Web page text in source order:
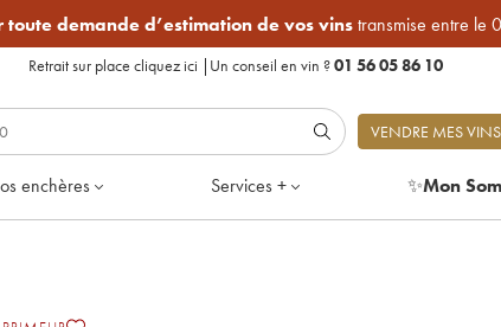
demande d’estimation de vos vinstransmise entre le
Retrait sur place cliquez ici | Un conseil en vin ?01 56 05 86 10
VENDRE MES VINS
enchères Services + ✨Mon